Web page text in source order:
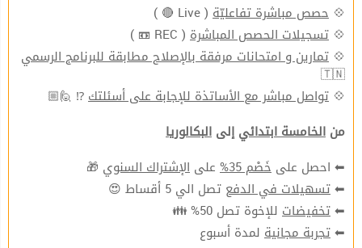
💠 حصص مباشرة تفاعليّة ( Live 🔴 )
💠 تسجيلات الحصص المباشرة ( REC 📼 )
💠 تمارين و امتحانات مرفقة بالإصلاح مطابقة للبرنامج الرسمي
🇹🇳
💠 تواصل مباشر مع الأساتذة للإجابة على أسئلتك⁉ 🙋🏼
من الخامسة ابتدائي إلى البكالوريا
⬅ احصل على خَصْم 35% على الإشتراك السنوي 🎁
⬅تسهيلات في الدفع تصل الي 5 أقساط 😍
⬅تخفيضات للإخوة تصل 50% 👪
⬅تجربة مجانية لمدة أسبوع